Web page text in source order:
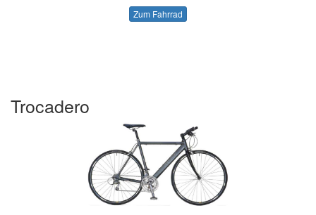
Zum Fahrrad
Trocadero